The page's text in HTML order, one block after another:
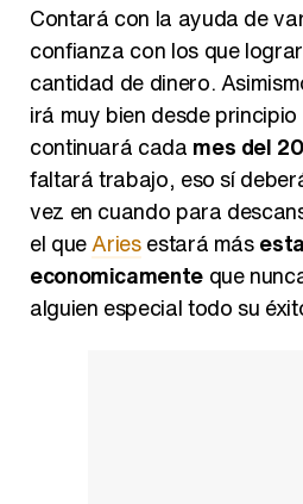
Contará con la ayuda de
confianza con los que
cantidad de dinero.
irá muy bien desde
continuará cada mes del
faltará trabajo, eso sí
vez en cuando para
el queAriesestará más
economicamenteque
alguien especial todo su